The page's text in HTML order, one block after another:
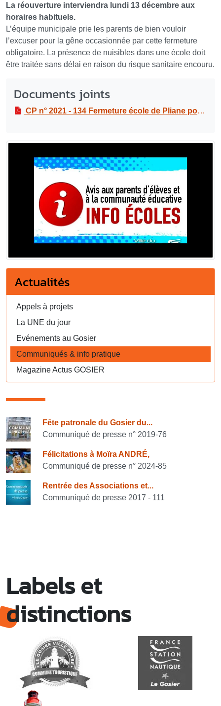
La réouverture interviendra lundi 13 décembre aux
horaires habituels.
L’équipe municipale prie les parents de bien vouloir
l’excuser pour la gêne occasionnée par cette fermeture
obligatoire. La présence de nuisibles dans une école doit
être traitée sans délai en raison du risque sanitaire encouru.
Documents joints
CP n° 2021 - 134 Fermeture école de Pliane pour opération de dératisation du 7 au 10 décembre
Actualités
Appels à projets
La UNE du jour
Evénements au Gosier
Communiqués & info pratique
Magazine Actus GOSIER
Consulter également
Fête patronale du Gosier du...
Communiqué de presse n° 2019-76
Félicitations à Moïra ANDRÉ,
Communiqué de presse n° 2024-85
Rentrée des Associations et...
Communiqué de presse 2017 - 111
Labels et
distinctions